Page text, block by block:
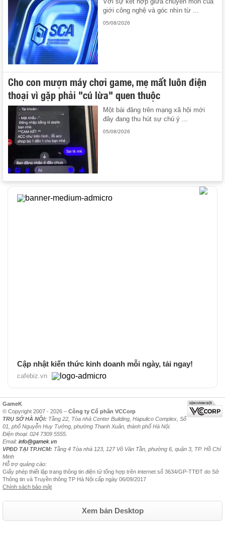
giới công nghệ và góc nhìn từ ...
05/08/2026
Cho con mượn máy chơi game, mẹ mất luôn điện
thoại vì gặp phải "cú lừa" quen thuộc
Một bài đăng trên mạng xã hội mới
đây đang thu hút sự chú ý ...
05/08/2026
Cập nhật kiến thức kinh doanh mỗi ngày, tải ngay!
cafebiz.vn
GameK
© Copyright 2007 - 2026 – Công ty Cổ phần VCCorp
TRỤ SỞ HÀ NỘI: Tầng 22, Tòa nhà Center Building, Hapulico Complex, Số
01, phố Nguyễn Huy Tưởng, phường Thanh Xuân, thành phố Hà Nội.
Điện thoại: 024 7309 5555.
Email: info@gamek.vn
VPĐD TẠI TP.HCM: Tầng 4 Tòa nhà 123, 127 Võ Văn Tần, phường 6, quận 3, TP. Hồ Chí
Minh
Hỗ trợ quảng cáo:
Giấy phép thiết lập trang thông tin điện tử tổng hợp trên internet số 3634/GP-TTĐT do Sở
Thông tin và Truyền thông TP Hà Nội cấp ngày 06/09/2017
Chính sách bảo mật
Xem bản Desktop